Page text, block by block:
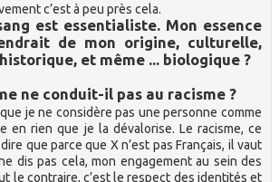
c’est à peu près cela.
est essentialiste. Mon essence
de mon origine, culturelle,
et même ... biologique ?
ne conduit-il pas au racisme ?
je ne considère pas une personne comme
en rien que je la dévalorise. Le racisme, ce
que parce que X n’est pas Français, il vaut
dis pas cela, mon engagement au sein des
le contraire, c’est le respect des identités et